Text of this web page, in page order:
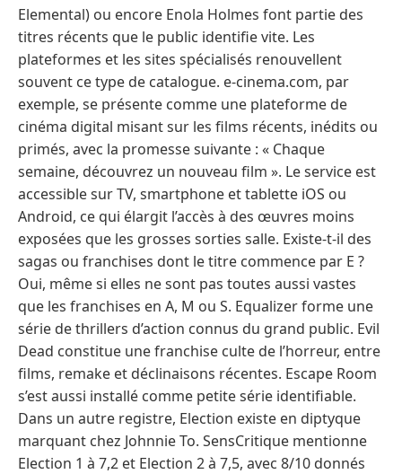
Elemental) ou encore Enola Holmes font partie des
titres récents que le public identifie vite. Les
plateformes et les sites spécialisés renouvellent
souvent ce type de catalogue. e-cinema.com, par
exemple, se présente comme une plateforme de
cinéma digital misant sur les films récents, inédits ou
primés, avec la promesse suivante : « Chaque
semaine, découvrez un nouveau film ». Le service est
accessible sur TV, smartphone et tablette iOS ou
Android, ce qui élargit l’accès à des œuvres moins
exposées que les grosses sorties salle. Existe-t-il des
sagas ou franchises dont le titre commence par E ?
Oui, même si elles ne sont pas toutes aussi vastes
que les franchises en A, M ou S. Equalizer forme une
série de thrillers d’action connus du grand public. Evil
Dead constitue une franchise culte de l’horreur, entre
films, remake et déclinaisons récentes. Escape Room
s’est aussi installé comme petite série identifiable.
Dans un autre registre, Election existe en diptyque
marquant chez Johnnie To. SensCritique mentionne
Election 1 à 7,2 et Election 2 à 7,5, avec 8/10 donnés